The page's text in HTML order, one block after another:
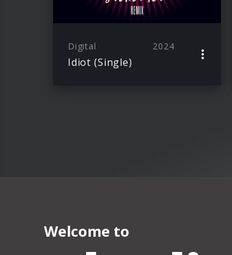
Digital 2024
Idiot (Single)